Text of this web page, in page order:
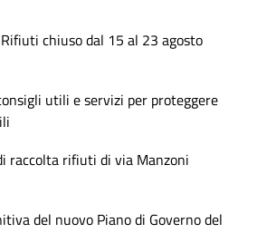
chiuso dal 15 al 23 agosto
utili e servizi per proteggere
raccolta rifiuti di via Manzoni
del nuovo Piano di Governo del